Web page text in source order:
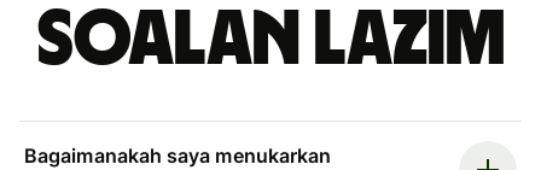
Soalan Lazim
Bagaimanakah saya menukarkan